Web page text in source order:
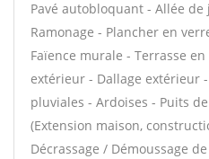
Pavé autobloquant - Allée
Ramonage - Plancher en
Faïence murale - Terrasse
extérieur - Dallage extérieur -
pluviales - Ardoises - Puits
(Extension maison,
Décrassage / Démoussage